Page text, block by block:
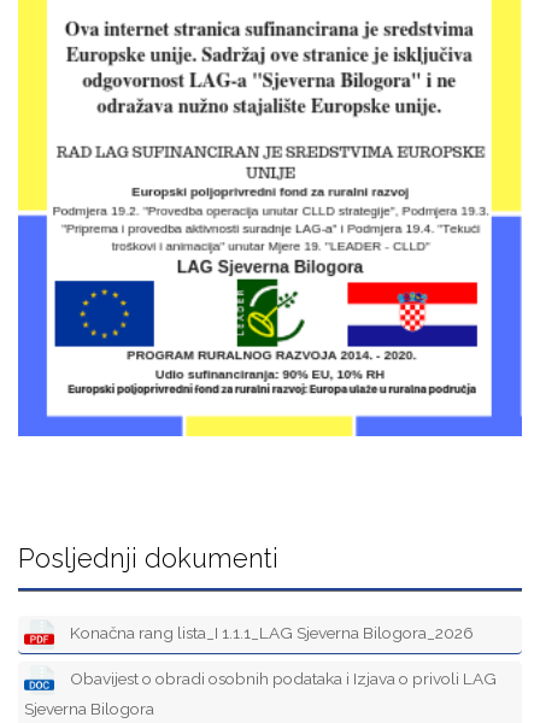
Posljednji dokumenti
Konačna rang lista_I 1.1.1_LAG Sjeverna Bilogora_2026
Obavijest o obradi osobnih podataka i Izjava o privoli LAG
Sjeverna Bilogora